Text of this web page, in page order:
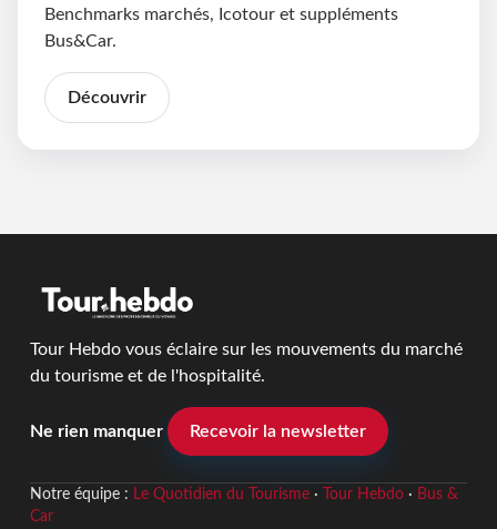
Benchmarks marchés, Icotour et suppléments
Bus&Car.
Découvrir
Tour Hebdo vous éclaire sur les mouvements du marché
du tourisme et de l'hospitalité.
Ne rien manquer Recevoir la newsletter
Notre équipe : Le Quotidien du Tourisme· Tour Hebdo· Bus &
Car